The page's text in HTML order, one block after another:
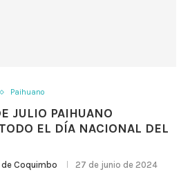
Paihuano
JULIO PAIHUANO
EL DÍA NACIONAL DEL
Coquimbo 27 de junio de 2024